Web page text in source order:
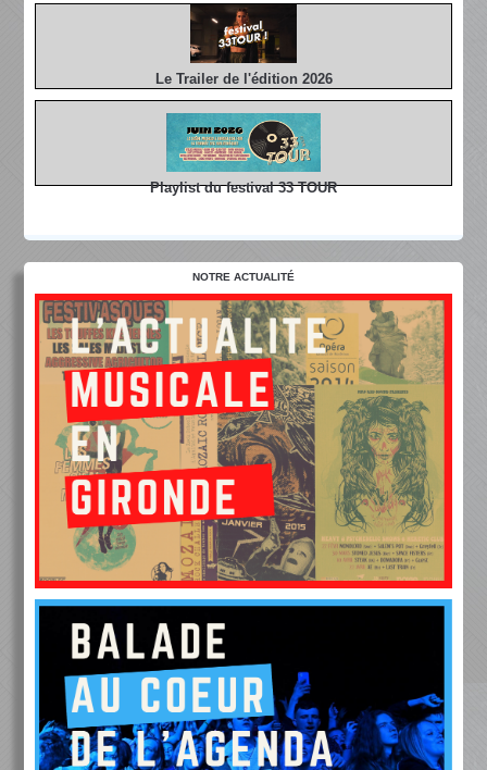
Le Trailer de l'édition 2026
Playlist du festival 33 TOUR
NOTRE ACTUALITÉ